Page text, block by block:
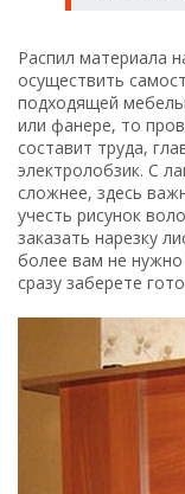
Распил материала
осуществить
подходящей
или фанере, то
составит труда,
электролобзик. С
сложнее, здесь
учесть рисунок
заказать нарезку
более вам не
сразу заберете